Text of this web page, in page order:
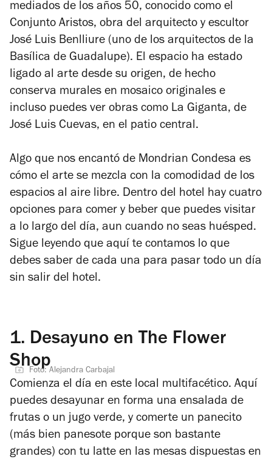
mediados de los años 50, conocido como el
Conjunto Aristos, obra del arquitecto y escultor
José Luis Benlliure (uno de los arquitectos de la
Basílica de Guadalupe). El espacio ha estado
ligado al arte desde su origen, de hecho
conserva murales en mosaico originales e
incluso puedes ver obras como La Giganta, de
José Luis Cuevas, en el patio central.
Algo que nos encantó de Mondrian Condesa es
cómo el arte se mezcla con la comodidad de los
espacios al aire libre. Dentro del hotel hay cuatro
opciones para comer y beber que puedes visitar
a lo largo del día, aun cuando no seas huésped.
Sigue leyendo que aquí te contamos lo que
debes saber de cada una para pasar todo un día
sin salir del hotel.
1. Desayuno en The Flower
ShopFoto: Alejandra Carbajal
Comienza el día en este local multifacético. Aquí
puedes desayunar en forma una ensalada de
frutas o un jugo verde, y comerte un panecito
(más bien panesote porque son bastante
grandes) con tu latte en las mesas dispuestas en